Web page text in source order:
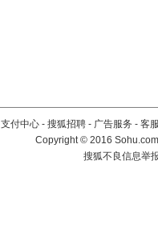
支付中心 - 搜狐招聘 - 广告服务 - 客
Copyright©2016
搜狐不良信息举